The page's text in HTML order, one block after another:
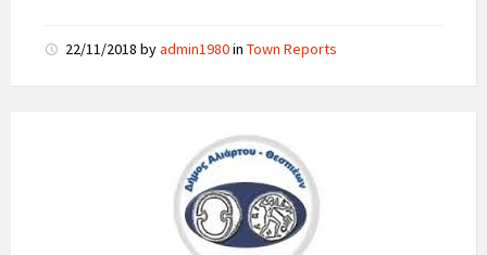
22/11/2018 byadmin1980in Town Reports